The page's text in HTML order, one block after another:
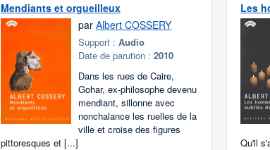
Mendiants et orgueilleux
parAlbert COSSERY
Support :Audio
Date de parution :2010
Dans les rues de Caire,
Gohar, ex-philosophe devenu
mendiant, sillonne avec
nonchalance les ruelles de la
ville et croise des figures
pittoresques et [...]
Les
Qu'il